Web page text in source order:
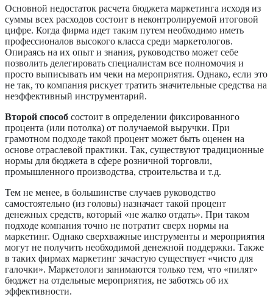
Основной недостаток расчета бюджета маркетинга исходя из
суммы всех расходов состоит в неконтролируемой итоговой
цифре. Когда фирма идет таким путем необходимо иметь
профессионалов высокого класса среди маркетологов.
Опираясь на их опыт и знания, руководство может себе
позволить делегировать специалистам все полномочия и
просто выписывать им чеки на мероприятия. Однако, если это
не так, то компания рискует тратить значительные средства на
неэффективный инструментарий.
Второй способ состоит в определении фиксированного
процента (или потолка) от получаемой выручки. При
грамотном подходе такой процент может быть оценен на
основе отраслевой практики. Так, существуют традиционные
нормы для бюджета в сфере розничной торговли,
промышленного производства, строительства и т.д.
Тем не менее, в большинстве случаев руководство
самостоятельно (из головы) назначает такой процент
денежных средств, который «не жалко отдать». При таком
подходе компания точно не потратит сверх нормы на
маркетинг. Однако сверхважные инструменты и мероприятия
могут не получить необходимой денежной поддержки. Также
в таких фирмах маркетинг зачастую существует «чисто для
галочки». Маркетологи занимаются только тем, что «пилят»
бюджет на отдельные мероприятия, не заботясь об их
эффективности.